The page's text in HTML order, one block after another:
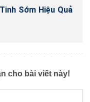
Sớm Hiệu Quả
cho bài viết này!